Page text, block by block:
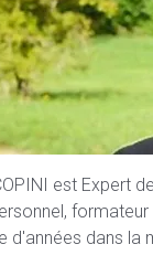
est Expert
d'années dans